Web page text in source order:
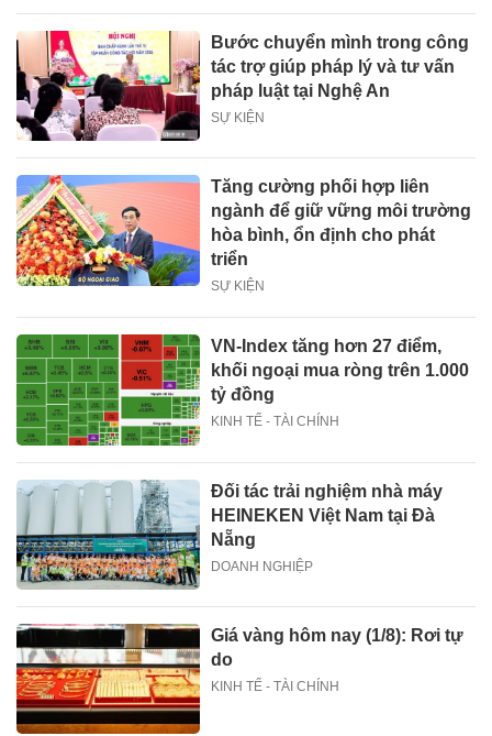
Bước chuyển mình trong công
tác trợ giúp pháp lý và tư vấn
pháp luật tại Nghệ An
SỰ KIỆN
Tăng cường phối hợp liên
ngành để giữ vững môi trường
hòa bình, ổn định cho phát
triển
SỰ KIỆN
VN-Index tăng hơn 27 điểm,
khối ngoại mua ròng trên 1.000
tỷ đồng
KINH TẾ - TÀI CHÍNH
Đối tác trải nghiệm nhà máy
HEINEKEN Việt Nam tại Đà
Nẵng
DOANH NGHIỆP
Giá vàng hôm nay (1/8): Rơi tự
do
KINH TẾ - TÀI CHÍNH